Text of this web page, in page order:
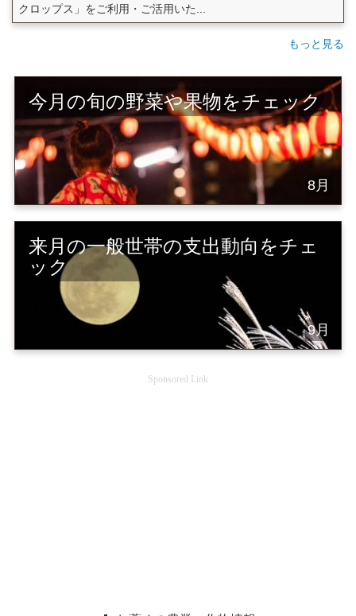
クロップス」をご利用・ご活用いた...
もっと見る
今月の旬の野菜や果物をチェック
8月
来月の一般世帯の支出動向をチェ
ック
9月
Sponsored Link